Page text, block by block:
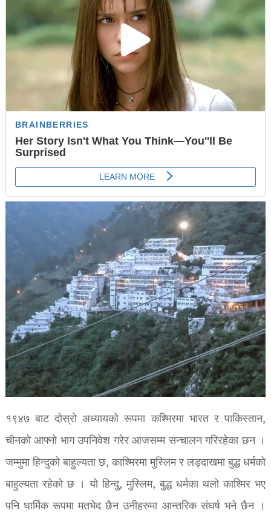
१९४७ बाट दोस्रो अध्यायको रूपमा कश्मिरमा भारत र पाकिस्तान,
चीनको आफ्नो भाग उपनिवेश गरेर आजसम्म सन्चालन गरिरहेका छन ।
जम्मुमा हिन्दुको बाहुल्यता छ, काश्मिरमा मुस्लिम र लड्दाखमा बुद्ध धर्मको
बाहुल्यता रहेको छ । यो हिन्दु, मुस्लिम, बुद्ध धर्मका थलो काश्मिर भए
पनि धार्मिक रूपमा मतभेद छैन उनीहरुमा आन्तरिक संघर्ष भने छैन ।